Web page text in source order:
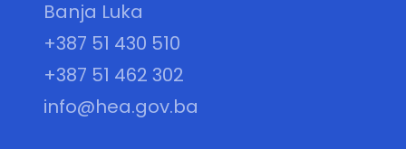
Banja Luka
+387 51 430 510
+387 51 462 302
info@hea.gov.ba